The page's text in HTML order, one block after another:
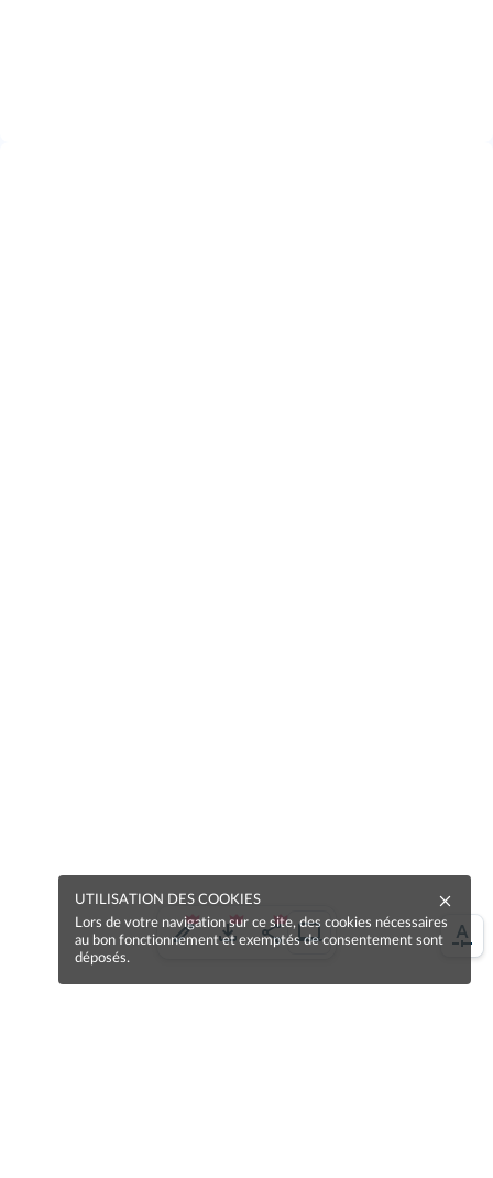
UTILISATION DES COOKIES
Lors de votre navigation sur ce site, des cookies nécessaires
au bon fonctionnement et exemptés de consentement sont
déposés.